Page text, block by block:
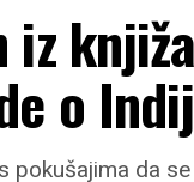
iz
o
pokušajima da